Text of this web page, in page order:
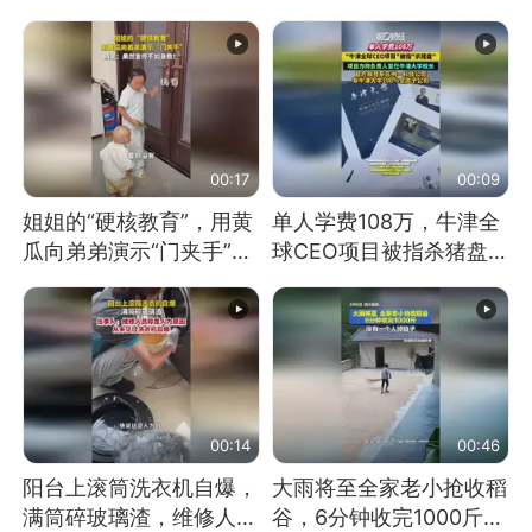
没有
大桥这一幕，太震撼了！
00:17
姐姐的“硬核教育”，用黄
瓜向弟弟演示“门夹手”，
网友：果然言传不如身
教！
00:09
单人学费108万，牛津全
球CEO项目被指杀猪盘，
项目方称负责人曾任牛津
大学校长
00:14
阳台上滚筒洗衣机自爆，
满筒碎玻璃渣，维修人员
00:46
大雨将至全家老小抢收稻
谷，6分钟收完1000斤，